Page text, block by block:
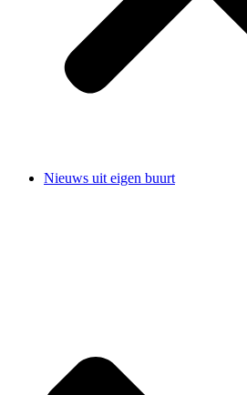
Nieuws uit eigen buurt